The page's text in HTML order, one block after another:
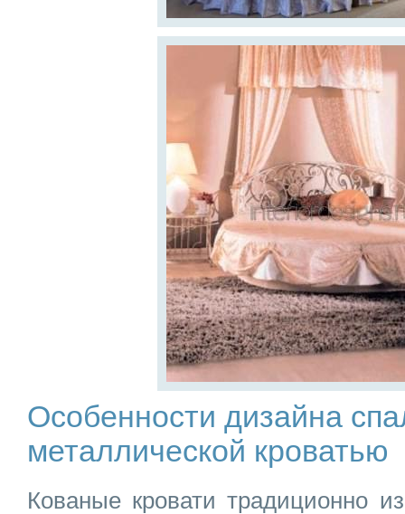
Особенности дизайна
металлической кроватью
Кованые кровати традиционно